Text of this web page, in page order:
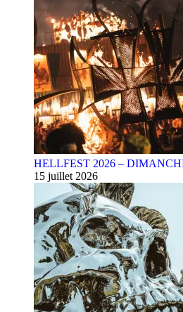
HELLFEST 2026 –
15 juillet 2026